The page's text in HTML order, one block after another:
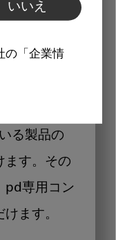
いいえ
の「企業情
能
る製品の
ます。その
pd専用コン
ます。